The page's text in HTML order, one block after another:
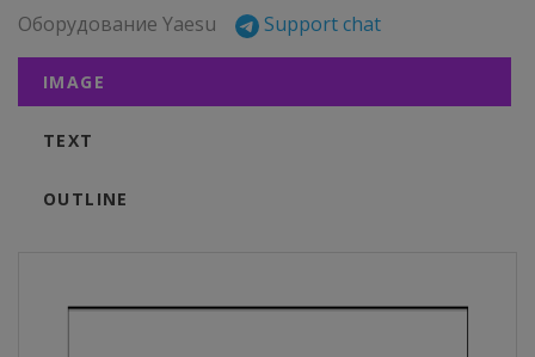
Оборудование Yaesu Support chat
IMAGE
TEXT
OUTLINE